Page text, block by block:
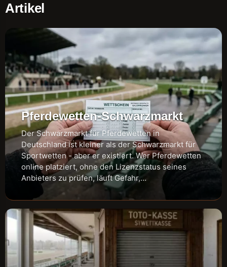
Artikel
Pferdewetten-Schwarzmarkt
Der Schwarzmarkt für Pferdewetten in
Deutschland ist kleiner als der Schwarzmarkt für
Sportwetten - aber er existiert. Wer Pferdewetten
online platziert, ohne den Lizenzstatus seines
Anbieters zu prüfen, läuft Gefahr,…